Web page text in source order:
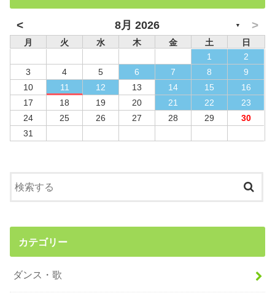
< 8月 2026 ▼ >
月 火 水 木 金 土
日
1
2
3
4 5 6 7 8
9
10
11 12 13 14 15
16
17
18 19 20 21 22
23
24
25 26 27 28 29
30
31
カテゴリー
ダンス・歌